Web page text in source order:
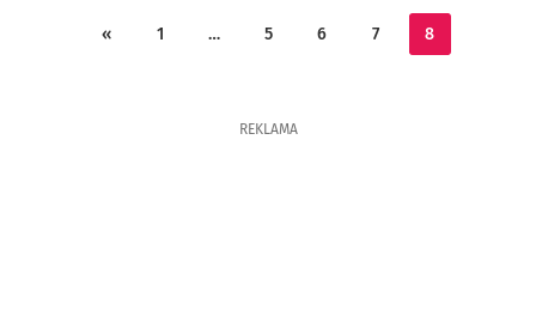
« 1 … 5 6 7 8
REKLAMA